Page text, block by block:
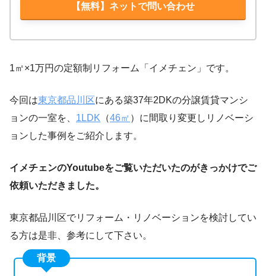
【無料】ネットで問い合わせ
1㎡×1万円の定額制リフォーム「イメチェン」です。
今回は東京都品川区にある築37年2DKの分譲賃貸マンシ
ョンの一室を、 1LDK （46㎡ ）に間取り変更しリノベーシ
ョンした事例をご紹介します。
イメチェンのYoutubeをご覧いただいたのがきっかけでご
依頼いただきました。
東京都品川区でリフォーム・リノベーションを検討してい
る方は是非、参考にして下さい。
背景